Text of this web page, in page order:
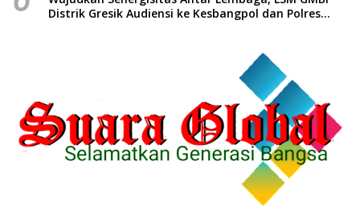
Distrik Gresik Audiensi ke Kesbangpol dan Polres